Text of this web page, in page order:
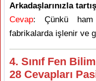
Arkadaşlarınızla
Cevap: Çünkü ham
fabrikalarda işlenir ve
4. Sınıf Fen
28 Cevapları